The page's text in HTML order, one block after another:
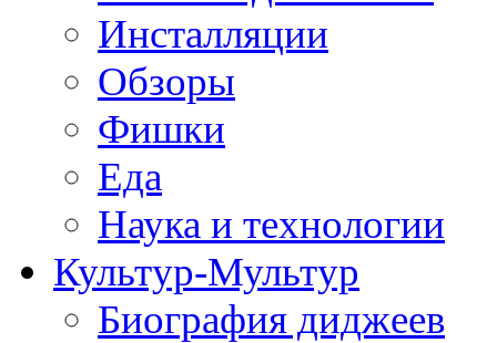
Инсталляции
Обзоры
Фишки
Еда
Наука и технологии
Культур-Мультур
Биография диджеев